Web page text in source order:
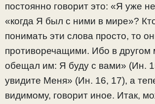
постоянно говорит это: «Я уже
«когда Я был с ними в мире»?
понимать эти слова просто, то
противоречащими. Ибо в другом
обещал им: Я буду с вами» (Ин.
увидите Меня» (Ин. 16, 17), а
видимому, говорит иное. Итак,